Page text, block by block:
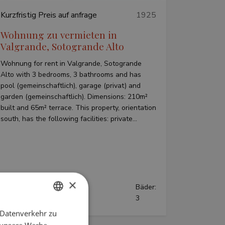
Kurzfristig Preis auf anfrage 1925
Wohnung zu vermieten in
Valgrande, Sotogrande Alto
Wohnung for rent in Valgrande, Sotogrande
Alto with 3 bedrooms, 3 bathrooms and has
pool (gemeinschaftlich), garage (privat) and
garden (gemeinschaftlich). Dimensions: 210m²
built and 65m² terrace. This property, orientation
south, has the following facilities: private...
Bäder:
3
ENGLISH
×
zu